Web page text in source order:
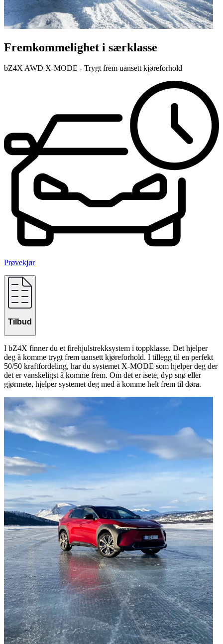
Fremkommelighet i særklasse
bZ4X AWD X-MODE - Trygt frem uansett kjøreforhold
Prøvekjør
Tilbud
I bZ4X finner du et firehjulstrekksystem i toppklasse. Det hjelper
deg å komme trygt frem uansett kjøreforhold. I tillegg til en perfekt
50/50 kraftfordeling, har du systemet X-MODE som hjelper deg der
det er vanskeligst å komme frem. Om det er isete, dyp snø eller
gjørmete, hjelper systemet deg med å komme helt frem til døra.